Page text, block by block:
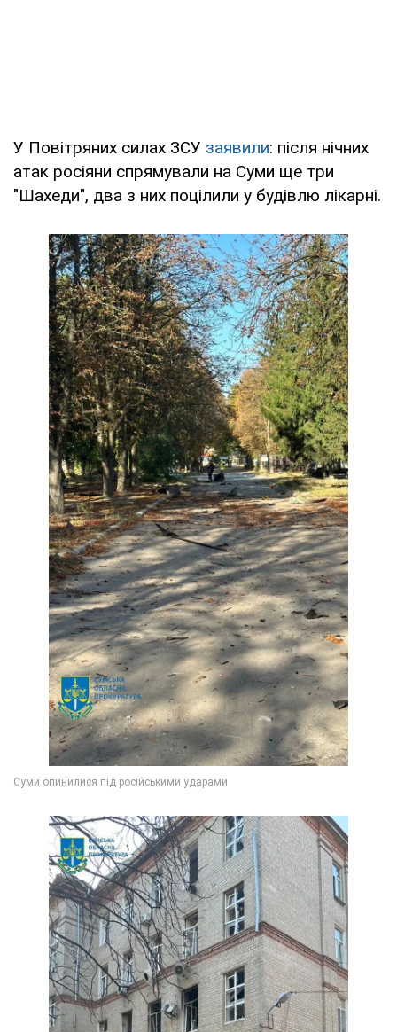
У Повітряних силах ЗСУ заявили: після нічних
атак росіяни спрямували на Суми ще три
"Шахеди", два з них поцілили у будівлю лікарні.